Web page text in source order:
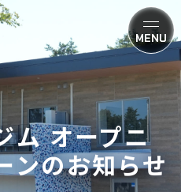
MENU
ム オープニ
ンのお知らせ